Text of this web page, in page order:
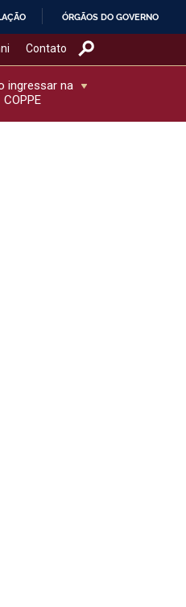
ÓRGÃOS DO GOVERNO
Contato
ingressar na
COPPE